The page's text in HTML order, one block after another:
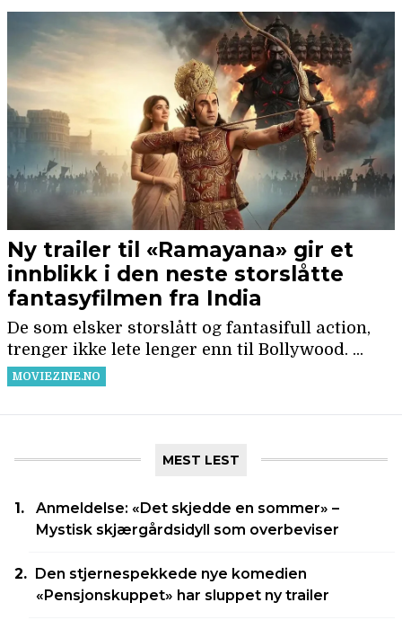
MEST LEST
Anmeldelse: «Det skjedde en sommer» –
Mystisk skjærgårdsidyll som overbeviser
Den stjernespekkede nye komedien
«Pensjonskuppet» har sluppet ny trailer